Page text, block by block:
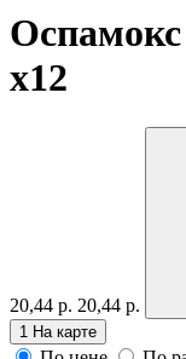
Оспамокс
x12
20,44 р. 20,44 р.
1 На карте